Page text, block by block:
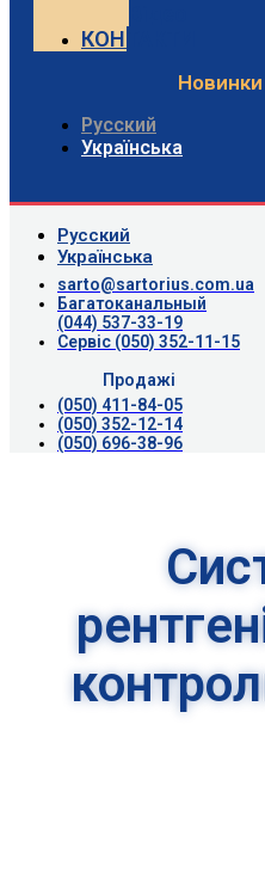
КОНТАКТИ
Новинки
Русский
Українська
Русский
Українська
sarto@sartorius.com.ua
Багатоканальный
(044) 537-33-19
Сервіс (050) 352-11-15
Продажі
(050) 411-84-05
(050) 352-12-14
(050) 696-38-96